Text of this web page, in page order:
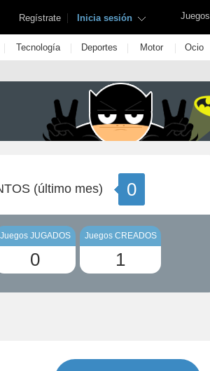
Juegos
Regístrate | Inicia sesión
| Tecnología | Deportes | Motor | Ocio
(último mes) 0
Juegos JUGADOS
0
Juegos CREADOS
1